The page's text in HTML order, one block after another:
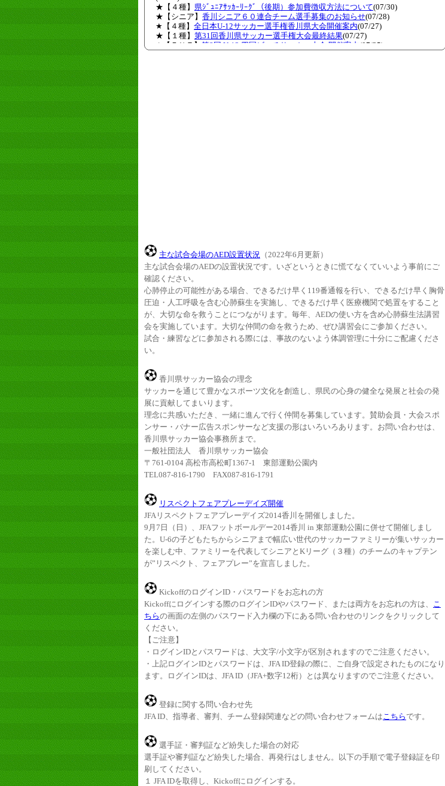
主な試合会場のAED設置状況 （2022年6月更新）
主な試合会場のAEDの設置状況です。いざというときに慌てなくていいよう事前にご
確認ください。
心肺停止の可能性がある場合、できるだけ早く119番通報を行い、できるだけ早く胸骨
圧迫・人工呼吸を含む心肺蘇生を実施し、できるだけ早く医療機関で処置をすること
が、大切な命を救うことにつながります。毎年、AEDの使い方を含め心肺蘇生法講習
会を実施しています。大切な仲間の命を救うため、ぜひ講習会にご参加ください。
試合・練習などに参加される際には、事故のないよう体調管理に十分にご配慮くださ
い。
香川県サッカー協会の理念
サッカーを通じて豊かなスポーツ文化を創造し、県民の心身の健全な発展と社会の発
展に貢献してまいります。
理念に共感いただき、一緒に進んで行く仲間を募集しています。賛助会員・大会スポ
ンサー・バナー広告スポンサーなど支援の形はいろいろあります。お問い合わせは、
香川県サッカー協会事務所まで。
一般社団法人 香川県サッカー協会
〒761-0104 高松市高松町1367-1 東部運動公園内
TEL087-816-1790 FAX087-816-1791
リスペクトフェアプレーデイズ開催
JFAリスペクトフェアプレーデイズ2014香川を開催しました。
9月7日（日）、JFAフットボールデー2014香川 in 東部運動公園に併せて開催しまし
た。U-6の子どもたちからシニアまで幅広い世代のサッカーファミリーが集いサッカー
を楽しむ中、ファミリーを代表してシニアとKリーグ（３種）のチームのキャプテン
が”リスペクト、フェアプレー”を宣言しました。
KickoffのログインID・パスワードをお忘れの方
Kickoffにログインする際のログインIDやパスワード、または両方をお忘れの方は、 こ
ちらの画面の左側のパスワード入力欄の下にある問い合わせのリンクをクリックして
ください。
【ご注意】
・ログインIDとパスワードは、大文字/小文字が区別されますのでご注意ください。
・上記ログインIDとパスワードは、JFA ID登録の際に、ご自身で設定されたものになり
ます。ログインIDは、JFA ID（JFA+数字12桁）とは異なりますのでご注意ください。
登録に関する問い合わせ先
JFA ID、指導者、審判、チーム登録関連などの問い合わせフォームはこちら です。
選手証・審判証など紛失した場合の対応
選手証や審判証など紛失した場合、再発行はしません。以下の手順で電子登録証を印
刷してください。
１ JFA IDを取得し、Kickoffにログインする。